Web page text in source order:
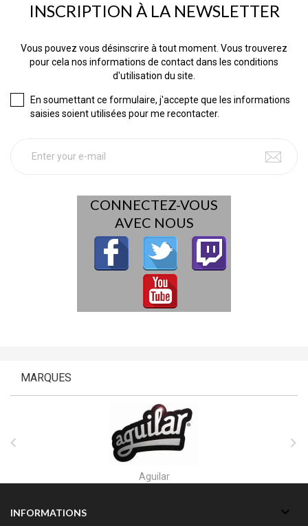
INSCRIPTION À LA NEWSLETTER
Vous pouvez vous désinscrire à tout moment. Vous trouverez
pour cela nos informations de contact dans les conditions
d'utilisation du site.
En soumettant ce formulaire, j'accepte que les informations
saisies soient utilisées pour me recontacter.
CONNECTEZ-VOUS
AVEC NOUS
MARQUES

Aguilar

INFORMATIONS 